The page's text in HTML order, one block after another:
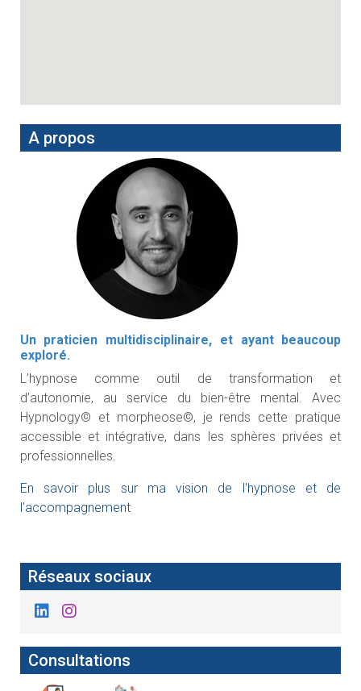
A propos
Un praticien multidisciplinaire, et ayant beaucoup
exploré.
L’hypnose comme outil de transformation et
d’autonomie, au service du bien-être mental. Avec
Hypnology© et morpheose©, je rends cette pratique
accessible et intégrative, dans les sphères privées et
professionnelles.
En savoir plus sur ma vision de l'hypnose et de
l'accompagnement
Réseaux sociaux
Consultations